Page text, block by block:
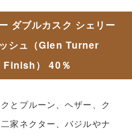
ダブルカスク シェリー
シュ（Glen Turner
） 40％
とプルーン、ヘザー、ク
家ネクター、バジルやナ